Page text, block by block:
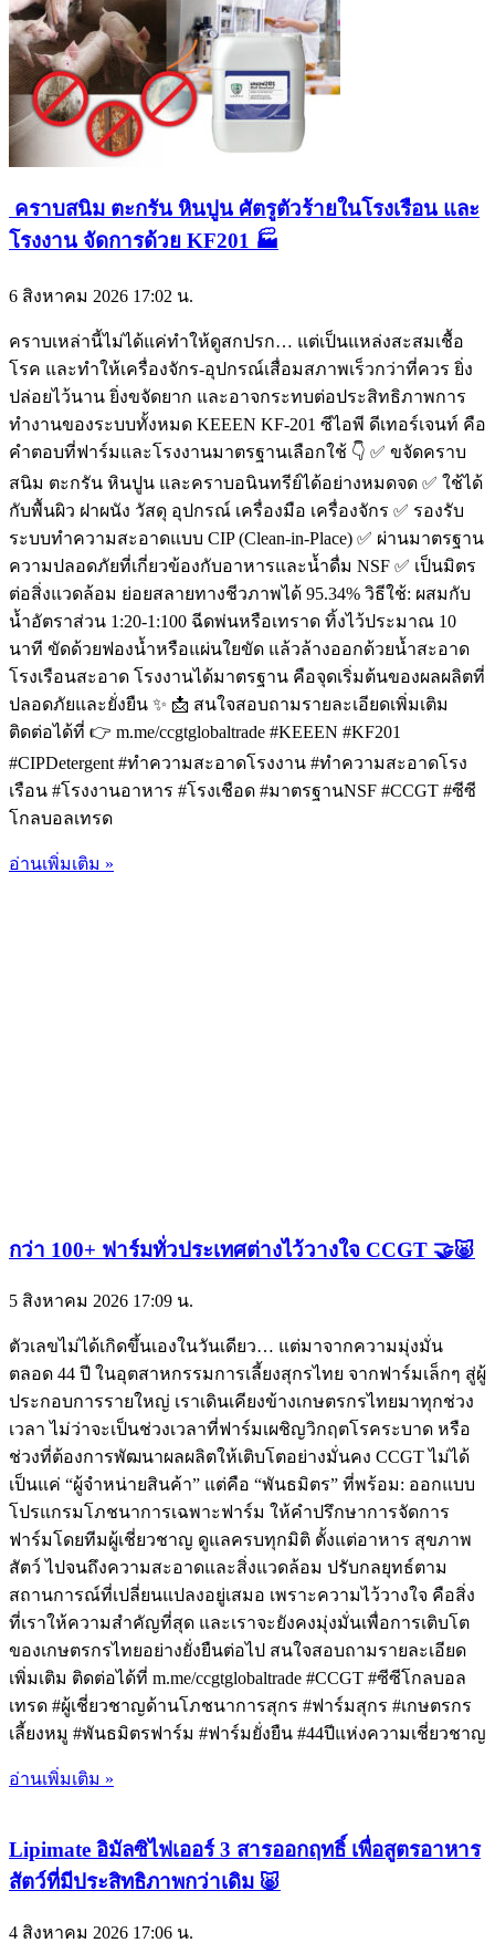
คราบสนิม ตะกรัน หินปูน ศัตรูตัวร้ายในโรงเรือน และ
โรงงาน จัดการด้วย KF201 🏭
6 สิงหาคม 2026 17:02 น.
คราบเหล่านี้ไม่ได้แค่ทำให้ดูสกปรก… แต่เป็นแหล่งสะสมเชื้อ
โรค และทำให้เครื่องจักร-อุปกรณ์เสื่อมสภาพเร็วกว่าที่ควร ยิ่ง
ปล่อยไว้นาน ยิ่งขจัดยาก และอาจกระทบต่อประสิทธิภาพการ
ทำงานของระบบทั้งหมด KEEEN KF-201 ซีไอพี ดีเทอร์เจนท์ คือ
คำตอบที่ฟาร์มและโรงงานมาตรฐานเลือกใช้ 👇 ✅ ขจัดคราบ
สนิม ตะกรัน หินปูน และคราบอนินทรีย์ได้อย่างหมดจด ✅ ใช้ได้
กับพื้นผิว ฝาผนัง วัสดุ อุปกรณ์ เครื่องมือ เครื่องจักร ✅ รองรับ
ระบบทำความสะอาดแบบ CIP (Clean-in-Place) ✅ ผ่านมาตรฐาน
ความปลอดภัยที่เกี่ยวข้องกับอาหารและน้ำดื่ม NSF ✅ เป็นมิตร
ต่อสิ่งแวดล้อม ย่อยสลายทางชีวภาพได้ 95.34% วิธีใช้: ผสมกับ
น้ำอัตราส่วน 1:20-1:100 ฉีดพ่นหรือเทราด ทิ้งไว้ประมาณ 10
นาที ขัดด้วยฟองน้ำหรือแผ่นใยขัด แล้วล้างออกด้วยน้ำสะอาด
โรงเรือนสะอาด โรงงานได้มาตรฐาน คือจุดเริ่มต้นของผลผลิตที่
ปลอดภัยและยั่งยืน ✨ 📩 สนใจสอบถามรายละเอียดเพิ่มเติม
ติดต่อได้ที่ 👉 m.me/ccgtglobaltrade #KEEEN #KF201
#CIPDetergent #ทำความสะอาดโรงงาน #ทำความสะอาดโรง
เรือน #โรงงานอาหาร #โรงเชือด #มาตรฐานNSF #CCGT #ซีซี
โกลบอลเทรด
อ่านเพิ่มเติม »
กว่า 100+ ฟาร์มทั่วประเทศต่างไว้วางใจ CCGT 🤝🐷
5 สิงหาคม 2026 17:09 น.
ตัวเลขไม่ได้เกิดขึ้นเองในวันเดียว… แต่มาจากความมุ่งมั่น
ตลอด 44 ปี ในอุตสาหกรรมการเลี้ยงสุกรไทย จากฟาร์มเล็กๆ สู่ผู้
ประกอบการรายใหญ่ เราเดินเคียงข้างเกษตรกรไทยมาทุกช่วง
เวลา ไม่ว่าจะเป็นช่วงเวลาที่ฟาร์มเผชิญวิกฤตโรคระบาด หรือ
ช่วงที่ต้องการพัฒนาผลผลิตให้เติบโตอย่างมั่นคง CCGT ไม่ได้
เป็นแค่ “ผู้จำหน่ายสินค้า” แต่คือ “พันธมิตร” ที่พร้อม: ออกแบบ
โปรแกรมโภชนาการเฉพาะฟาร์ม ให้คำปรึกษาการจัดการ
ฟาร์มโดยทีมผู้เชี่ยวชาญ ดูแลครบทุกมิติ ตั้งแต่อาหาร สุขภาพ
สัตว์ ไปจนถึงความสะอาดและสิ่งแวดล้อม ปรับกลยุทธ์ตาม
สถานการณ์ที่เปลี่ยนแปลงอยู่เสมอ เพราะความไว้วางใจ คือสิ่ง
ที่เราให้ความสำคัญที่สุด และเราจะยังคงมุ่งมั่นเพื่อการเติบโต
ของเกษตรกรไทยอย่างยั่งยืนต่อไป สนใจสอบถามรายละเอียด
เพิ่มเติม ติดต่อได้ที่ m.me/ccgtglobaltrade #CCGT #ซีซีโกลบอล
เทรด #ผู้เชี่ยวชาญด้านโภชนาการสุกร #ฟาร์มสุกร #เกษตรกร
เลี้ยงหมู #พันธมิตรฟาร์ม #ฟาร์มยั่งยืน #44ปีแห่งความเชี่ยวชาญ
อ่านเพิ่มเติม »
Lipimate อิมัลซิไฟเออร์ 3 สารออกฤทธิ์ เพื่อสูตรอาหาร
สัตว์ที่มีประสิทธิภาพกว่าเดิม 🐷
4 สิงหาคม 2026 17:06 น.